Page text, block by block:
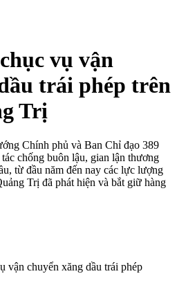
vụ vận
trái phép trên
Trị
Chính phủ và Ban Chỉ đạo 389
chống buôn lậu, gian lận thương
từ đầu năm đến nay các lực lượng
Trị đã phát hiện và bắt giữ hàng